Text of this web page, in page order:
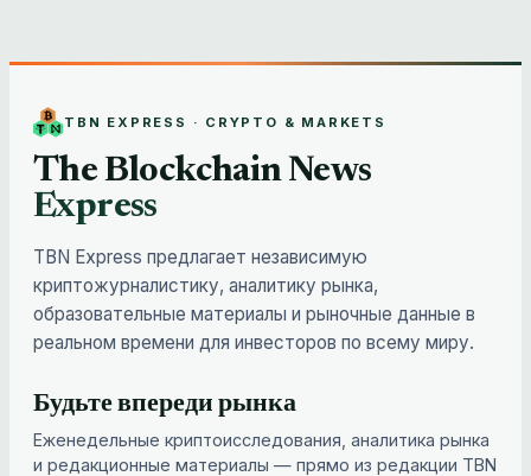
TBN EXPRESS · CRYPTO & MARKETS
The Blockchain News
Express
TBN Express предлагает независимую
криптожурналистику, аналитику рынка,
образовательные материалы и рыночные данные в
реальном времени для инвесторов по всему миру.
Будьте впереди рынка
Еженедельные криптоисследования, аналитика рынка
и редакционные материалы — прямо из редакции TBN